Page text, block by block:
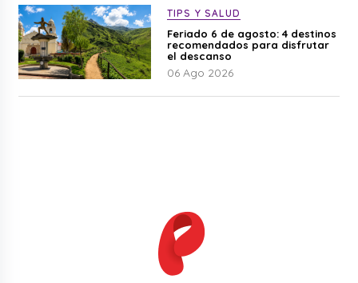
TIPS Y SALUD
Feriado 6 de agosto: 4 destinos
recomendados para disfrutar
el descanso
06 Ago 2026